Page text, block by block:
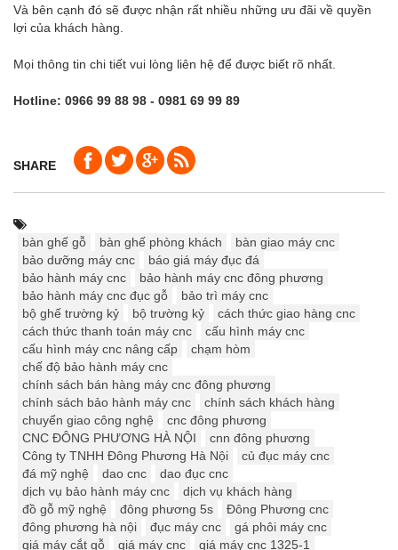
Và bên cạnh đó sẽ được nhận rất nhiều những ưu đãi về quyền
lợi của khách hàng.
Mọi thông tin chi tiết vui lòng liên hệ để được biết rõ nhất.
Hotline: 0966 99 88 98 - 0981 69 99 89
SHARE
bàn ghế gỗ bàn ghế phòng khách
bàn giao máy cnc
bảo dưỡng máy cnc
báo giá máy đục đá
bảo hành máy cnc
bảo hành máy cnc đông phương
bảo hành máy cnc đục gỗ
bảo trì máy cnc
bộ ghế trường kỷ
bộ trường kỷ
cách thức giao hàng cnc
cách thức thanh toán máy cnc
cấu hình máy cnc
cấu hình máy cnc nâng cấp
chạm hòm
chế độ bảo hành máy cnc
chính sách bán hàng máy cnc đông phương
chính sách bảo hành máy cnc
chính sách khách hàng
chuyển giao công nghệ
cnc đông phương
CNC ĐÔNG PHƯƠNG HÀ NỘI
cnn đông phương
Công ty TNHH Đông Phương Hà Nội
củ đục máy cnc
đá mỹ nghệ
dao cnc
dao đục cnc
dịch vụ bảo hành máy cnc
dịch vụ khách hàng
đồ gỗ mỹ nghệ
đông phương 5s
Đông Phương cnc
đông phương hà nội
đục máy cnc
gá phôi máy cnc
giá máy cắt gỗ
giá máy cnc giá máy cnc 1325-1